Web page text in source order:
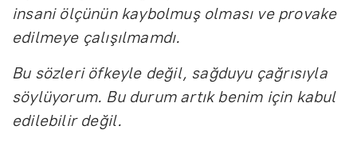
insani ölçünün kaybolmuş olması ve provake
edilmeye çalışılmamdı.
Bu sözleri öfkeyle değil, sağduyu çağrısıyla
söylüyorum. Bu durum artık benim için kabul
edilebilir değil.